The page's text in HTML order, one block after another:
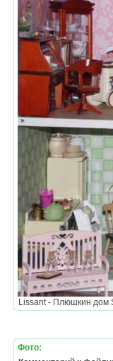
Lissant - Плюшкин дом
Фото: